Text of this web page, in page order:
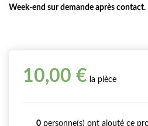
Week-end sur demande après contact.
10,00 € la pièce
0 personne(s) ont ajouté ce